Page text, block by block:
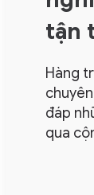
tận
Hàng
đáp
qua